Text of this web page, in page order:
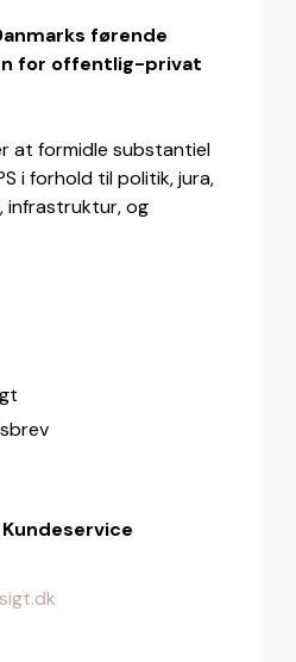
førende
for offentlig-privat
at formidle substantiel
i forhold til politik, jura,
infrastruktur, og